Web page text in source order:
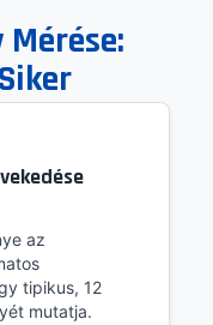
az
tipikus, 12
mutatja.